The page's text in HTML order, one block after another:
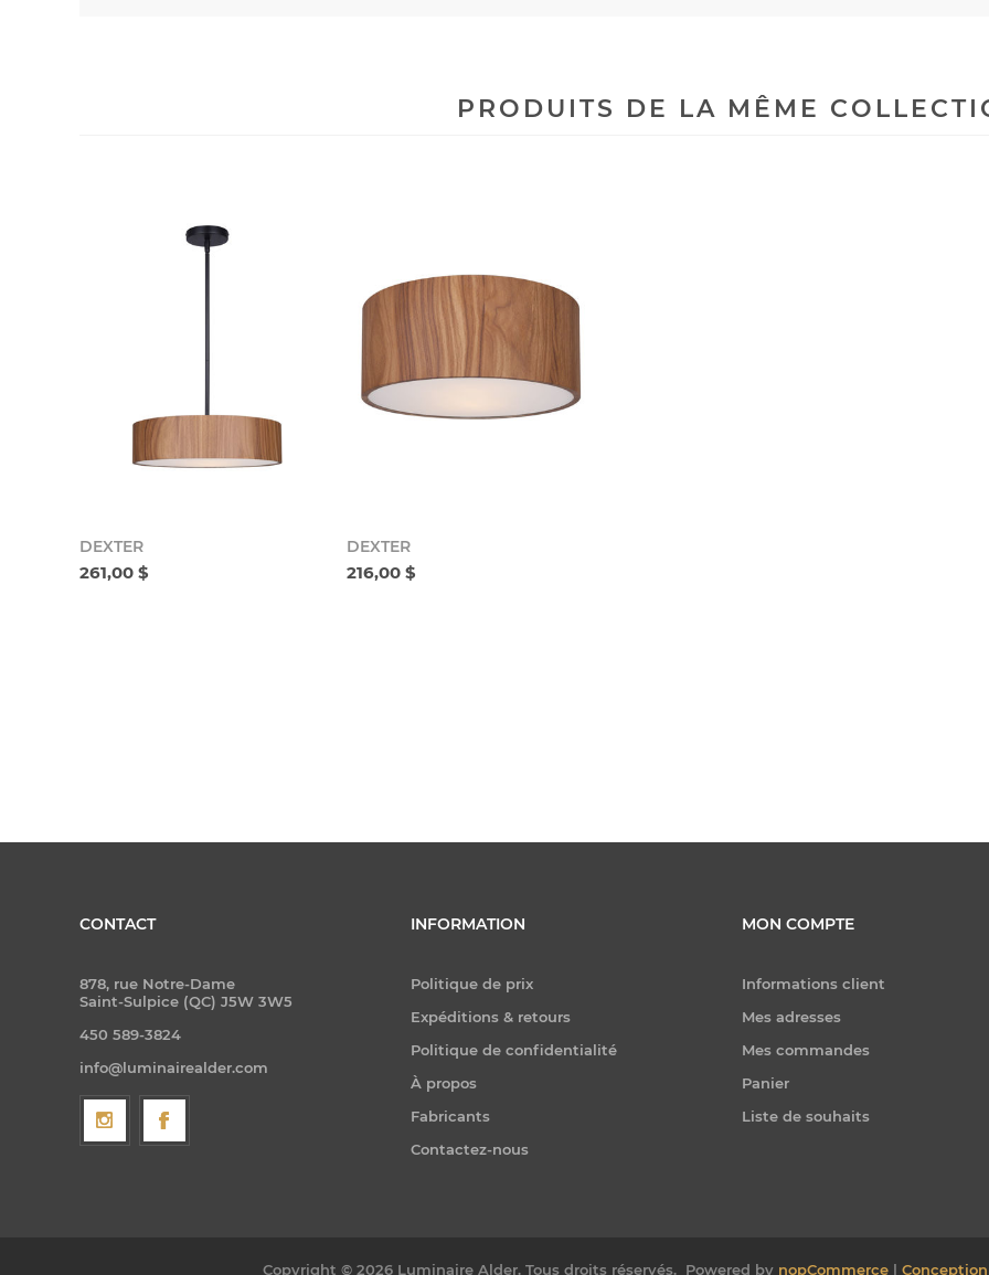
PRODUITS DE LA MÊME
DEXTER
261,00 $
DEXTER
216,00 $
CONTACT
878, rue Notre-Dame
Saint-Sulpice (QC) J5W 3W5
450 589-3824
info@luminairealder.com
INFORMATION
Politique de prix
Expéditions & retours
Politique de confidentialité
À propos
Fabricants
Contactez-nous
MON COMPTE
Informations client
Mes adresses
Mes commandes
Panier
Liste de souhaits
Copyright © 2026 Luminaire Alder. Tous droits réservés.Powered by nopCommerce|